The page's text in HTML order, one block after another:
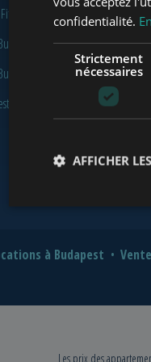
Which Property Investor in 2026?
How to Plan a Smarter
When Does It Make Sense
Real Estate is a Smart Move in
à Budapest
Les prix des
confidentialité.
Strictement
nécessaires
AFFICHER